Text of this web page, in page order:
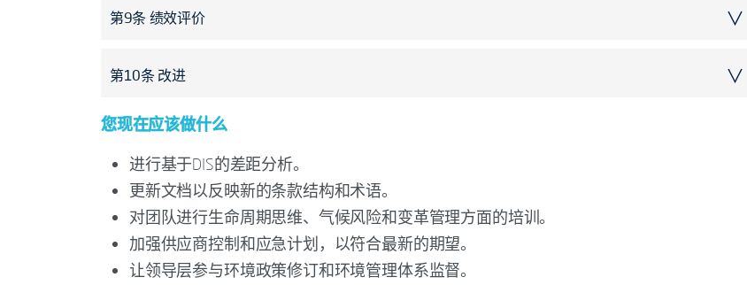
与“风险规划”直接关联。
第9条 绩效评价 ∨
管理评审的内容与形式。
第10条 改进 ∨
将原“第10.1条 总则”的内容整合至“第10.2条 不符合和纠正措施”与“第10.3条 持续改进”中；
您现在应该做什么
进行基于DIS的差距分析。
更新文档以反映新的条款结构和术语。
对团队进行生命周期思维、气候风险和变革管理方面的培训。
加强供应商控制和应急计划，以符合最新的期望。
让领导层参与环境政策修订和环境管理体系监督。